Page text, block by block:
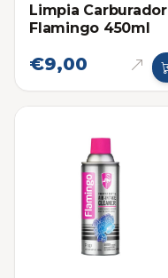
Limpia Carburador
Flamingo 450ml
€9,00